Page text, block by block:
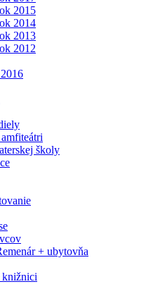
2015
2014
2013
2012
školy
+ ubytovňa
knižnici